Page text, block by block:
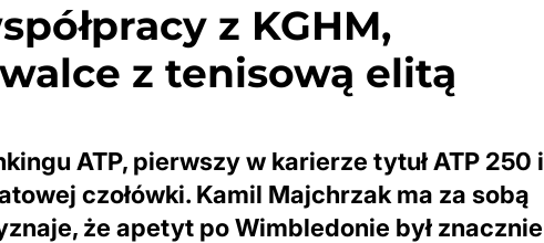
z KGHM,
z tenisową elitą
ATP, pierwszy w karierze tytuł ATP 250 i
czołówki. Kamil Majchrzak ma za sobą
że apetyt po Wimbledonie był znacznie